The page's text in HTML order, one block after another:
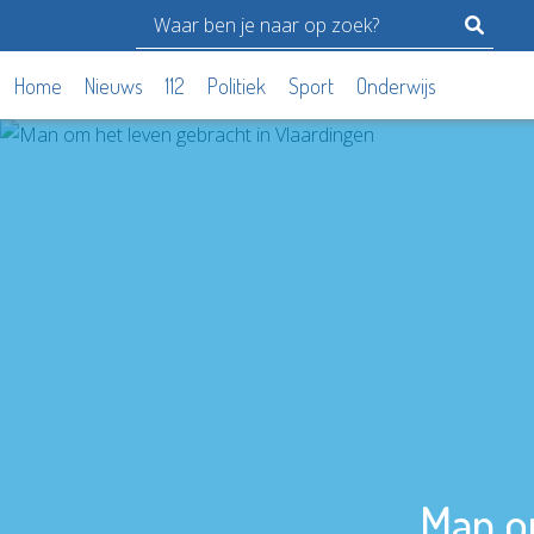
Home Nieuws 112 Politiek Sport Onderwijs